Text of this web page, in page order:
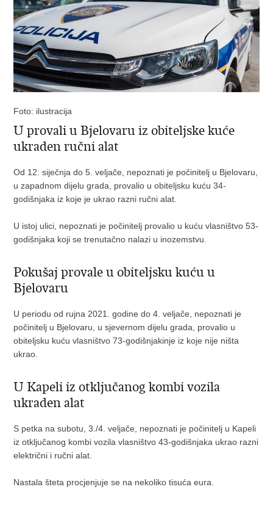
Foto: ilustracija
U provali u Bjelovaru iz obiteljske kuće
ukraden ručni alat
Od 12. siječnja do 5. veljače, nepoznati je počinitelj u Bjelovaru,
u zapadnom dijelu grada, provalio u obiteljsku kuću 34-
godišnjaka iz koje je ukrao razni ručni alat.
U istoj ulici, nepoznati je počinitelj provalio u kuću vlasništvo 53-
godišnjaka koji se trenutačno nalazi u inozemstvu.
Pokušaj provale u obiteljsku kuću u
Bjelovaru
U periodu od rujna 2021. godine do 4. veljače, nepoznati je
počinitelj u Bjelovaru, u sjevernom dijelu grada, provalio u
obiteljsku kuću vlasništvo 73-godišnjakinje iz koje nije ništa
ukrao.
U Kapeli iz otključanog kombi vozila
ukraden alat
S petka na subotu, 3./4. veljače, nepoznati je počinitelj u Kapeli
iz otključanog kombi vozila vlasništvo 43-godišnjaka ukrao razni
električni i ručni alat.
Nastala šteta procjenjuje se na nekoliko tisuća eura.